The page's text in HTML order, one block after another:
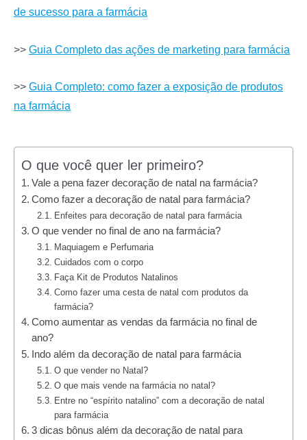
de sucesso para a farmácia
>> Guia Completo das ações de marketing para farmácia
>> Guia Completo: como fazer a exposição de produtos
na farmácia
O que você quer ler primeiro?
Vale a pena fazer decoração de natal na farmácia?
Como fazer a decoração de natal para farmácia?
Enfeites para decoração de natal para farmácia
O que vender no final de ano na farmácia?
Maquiagem e Perfumaria
Cuidados com o corpo
Faça Kit de Produtos Natalinos
Como fazer uma cesta de natal com produtos da
farmácia?
Como aumentar as vendas da farmácia no final de
ano?
Indo além da decoração de natal para farmácia
O que vender no Natal?
O que mais vende na farmácia no natal?
Entre no “espírito natalino” com a decoração de natal
para farmácia
3 dicas bônus além da decoração de natal para